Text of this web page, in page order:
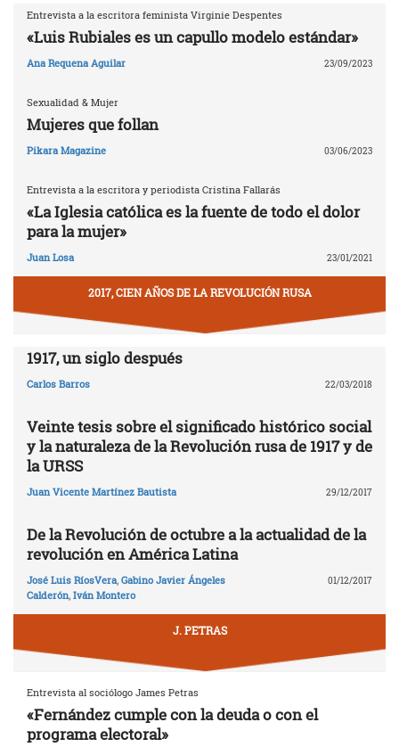
Entrevista a la escritora feminista Virginie Despentes
«Luis Rubiales es un capullo modelo estándar»
Ana Requena Aguilar 23/09/2023
Sexualidad & Mujer
Mujeres que follan
Pikara Magazine 03/06/2023
Entrevista a la escritora y periodista Cristina Fallarás
«La Iglesia católica es la fuente de todo el dolor
para la mujer»
Juan Losa 23/01/2021
2017, CIEN AÑOS DE LA REVOLUCIÓN RUSA
1917, un siglo después
Carlos Barros 22/03/2018
Veinte tesis sobre el significado histórico social
y la naturaleza de la Revolución rusa de 1917 y de
la URSS
Juan Vicente Martínez Bautista 29/12/2017
De la Revolución de octubre a la actualidad de la
revolución en América Latina
José Luis RíosVera, Gabino Javier Ángeles
Calderón, Iván Montero
01/12/2017
J. PETRAS
Entrevista al sociólogo James Petras
«Fernández cumple con la deuda o con el
programa electoral»